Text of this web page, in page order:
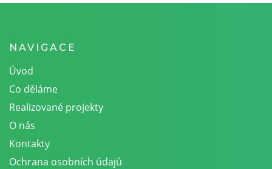
NAVIGACE
Úvod
Co děláme
Realizované projekty
O nás
Kontakty
Ochrana osobních údajů